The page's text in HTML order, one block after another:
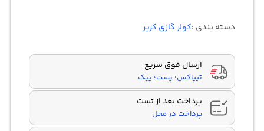
دسته بندی :کولر گازی کریر
ارسال فوق سریع
تیپاکس؛ پست؛ پیک
پرداخت بعد از تست
پرداخت در محل